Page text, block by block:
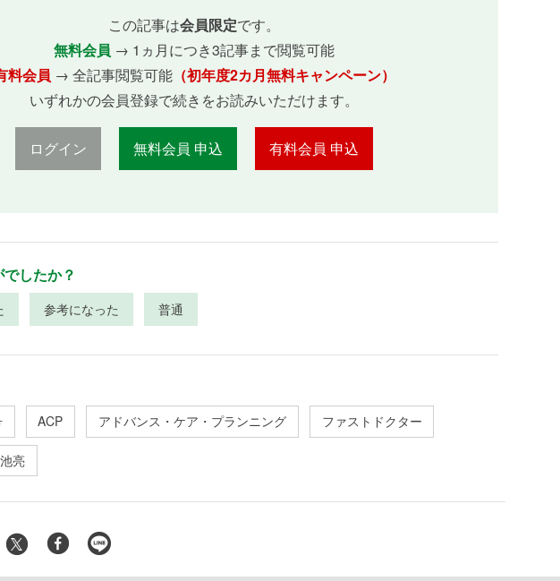
この記事は会員限定です。
無料会員 → 1ヵ月につき3記事まで閲覧可能
料会員 → 全記事閲覧可能（初年度2カ月無料キャンペーン）
いずれかの会員登録で続きをお読みいただけます。
ログイン 無料会員 申込 有料会員 申込
したか？
参考になった 普通
ACP アドバンス・ケア・プランニング ファストドクター
亮